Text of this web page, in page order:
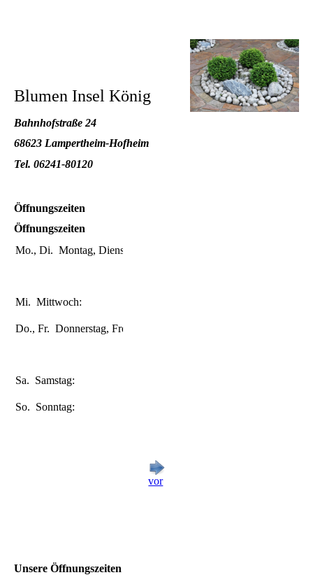
Blumen Insel König
Bahnhofstraße 24
68623 Lampertheim-Hofheim
Tel. 06241-80120
Öffnungszeiten
Öffnungszeiten
Mo., Di. Montag, Dienstag:
Mi. Mittwoch:
Do., Fr. Donnerstag, Freitag:
Sa. Samstag:
So. Sonntag:
vor
Unsere Öffnungszeiten